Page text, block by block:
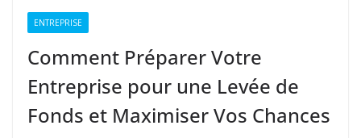
ENTREPRISE
Comment Préparer Votre
Entreprise pour une Levée de
Fonds et Maximiser Vos Chances